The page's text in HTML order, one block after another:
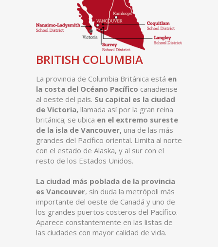
BRITISH COLUMBIA
La provincia de Columbia Británica está en
la costa del Océano Pacífico canadiense
al oeste del país. Su capital es la ciudad
de Victoria, llamada así por la gran reina
británica; se ubica en el extremo sureste
de la isla de Vancouver, una de las más
grandes del Pacífico oriental. Limita al norte
con el estado de Alaska, y al sur con el
resto de los Estados Unidos.
La ciudad más poblada de la provincia
es Vancouver, sin duda la metrópoli más
importante del oeste de Canadá y uno de
los grandes puertos costeros del Pacífico.
Aparece constantemente en las listas de
las ciudades con mayor calidad de vida.